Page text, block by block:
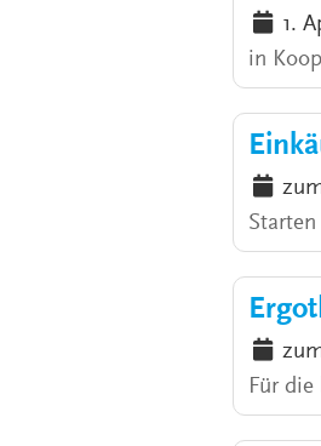
1.
in
Für